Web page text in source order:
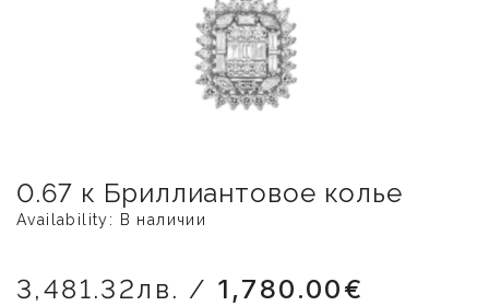
0.67 к Бриллиантовое колье
Availability: В наличии
3,481.32лв. / 1,780.00€